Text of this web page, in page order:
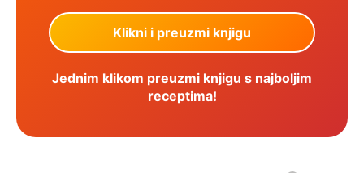
Jednim klikom preuzmi knjigu s najboljim
receptima!